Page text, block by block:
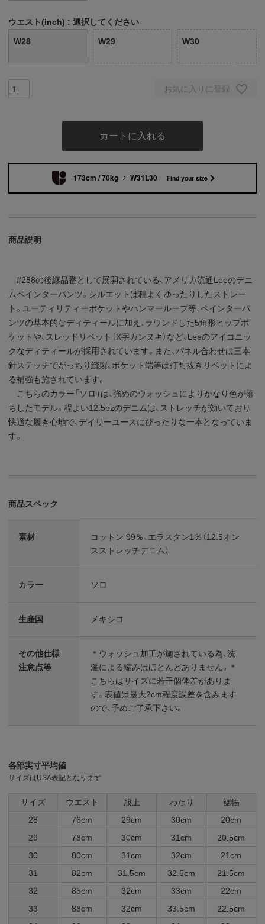
ウエスト(inch) 選択してください
W28 W29 W30
お気に入りに登録
カートに入れる
173cm / 70kg W31L30 Find your size
商品説明
#288の後継品番として展開されている、アメリカ流通Leeのデニ
ムペインターパンツ。シルエットは程よくゆったりしたストレー
ト。ユーティリティーポケットやハンマーループ等、ペインターパ
ンツの基本的なディティールに加え、ラウンドした5角形ヒップポ
ケットや、スレッドリベット（X字カンヌキ）など、Leeのアイコニッ
クなディティールが採用されています。また、パネル合わせは三本
針ステッチでがっちり縫製、ポケット端等は打ち抜きリベットによ
る補強も施されています。
こちらのカラー「ソロ」は、強めのウォッシュによりかなり色が落
ちしたモデル。程よい12.5ozのデニムは、ストレッチが効いており
快適な履き心地で、デイリーユースにぴったりな一本となっていま
す。
商品スペック
素材
コットン 99％、エラスタン1％（12.5オン
スストレッチデニム）
カラー ソロ
生産国 メキシコ
その他仕様
注意点等
＊ウォッシュ加工が施されている為、洗
濯による縮みはほとんどありません。＊
こちらはサイズに若干個体差がありま
す。表値は最大2cm程度誤差を含みます
ので、予めご了承下さい。
各部実寸平均値
サイズはUSA表記となります
サイズ ウエスト 股上 わたり
裾幅
28
76cm 29cm 30cm
20cm
29
78cm 30cm 31cm
20.5cm
30
80cm 31cm 32cm
21cm
31
82cm 31.5cm 32.5cm
21.5cm
32
85cm 32cm 33cm
22cm
33
88cm 32cm 33.5cm
22.5cm